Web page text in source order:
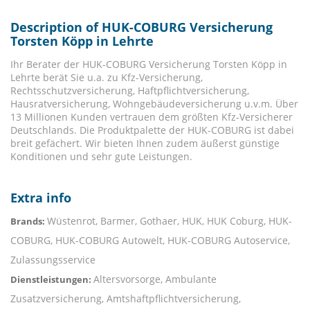
Description of HUK-COBURG Versicherung
Torsten Köpp in Lehrte
Ihr Berater der HUK-COBURG Versicherung Torsten Köpp in
Lehrte berät Sie u.a. zu Kfz-Versicherung,
Rechtsschutzversicherung, Haftpflichtversicherung,
Hausratversicherung, Wohngebäudeversicherung u.v.m. Über
13 Millionen Kunden vertrauen dem größten Kfz-Versicherer
Deutschlands. Die Produktpalette der HUK-COBURG ist dabei
breit gefächert. Wir bieten Ihnen zudem äußerst günstige
Konditionen und sehr gute Leistungen.
Extra info
Brands: Wüstenrot, Barmer, Gothaer, HUK, HUK Coburg, HUK-
COBURG, HUK-COBURG Autowelt, HUK-COBURG Autoservice,
Zulassungsservice
Dienstleistungen: Altersvorsorge, Ambulante
Zusatzversicherung, Amtshaftpflichtversicherung,